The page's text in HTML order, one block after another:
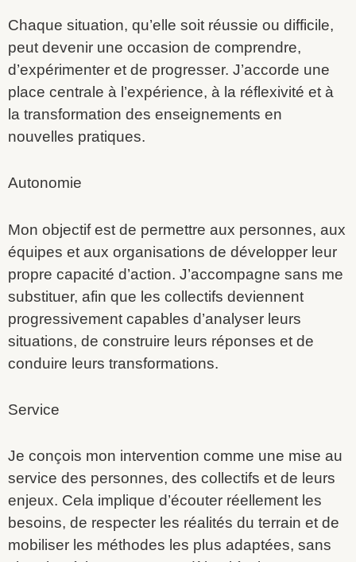
Chaque situation, qu’elle soit réussie ou difficile,
peut devenir une occasion de comprendre,
d’expérimenter et de progresser. J’accorde une
place centrale à l’expérience, à la réflexivité et à
la transformation des enseignements en
nouvelles pratiques.
Autonomie
Mon objectif est de permettre aux personnes, aux
équipes et aux organisations de développer leur
propre capacité d’action. J’accompagne sans me
substituer, afin que les collectifs deviennent
progressivement capables d’analyser leurs
situations, de construire leurs réponses et de
conduire leurs transformations.
Service
Je conçois mon intervention comme une mise au
service des personnes, des collectifs et de leurs
enjeux. Cela implique d’écouter réellement les
besoins, de respecter les réalités du terrain et de
mobiliser les méthodes les plus adaptées, sans